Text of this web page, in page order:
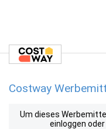
Costway
Um dieses
einloggen